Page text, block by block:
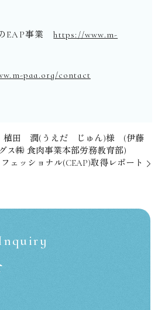
EAP事業https://www.m-
paa.org/contact
植田 潤(うえだ じゅん)様 (伊藤
ス㈱ 食肉事業本部労務教育部)
ェッショナル(CEAP)取得レポート